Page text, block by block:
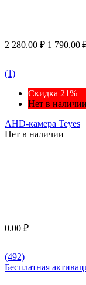
2 280.00 ₽ 1 790.00
(1)
Скидка 21%
Нет в наличии
AHD-камера Teyes
Нет в наличии
0.00 ₽
(492)
Бесплатная